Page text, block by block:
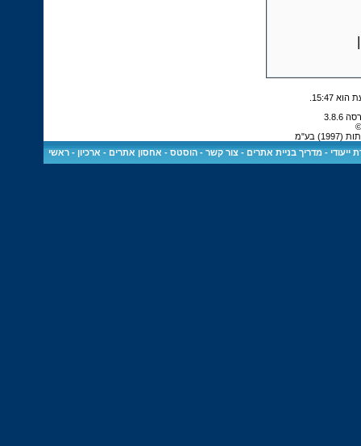
15:47
בע"מ
ייעודי -מדריך בניית אתרים -צור קשר -הוסטס - אחסון אתרים - ארכיון -ראשי